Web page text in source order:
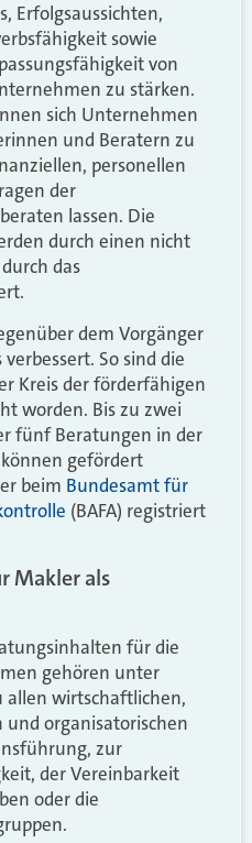
Erfolgsaussichten,
sowie
von
zu stärken.
sich Unternehmen
und Beratern zu
personellen
der
lassen. Die
durch einen nicht
das
dem Vorgänger
So sind die
Kreis der förderfähigen
worden. Bis zu zwei
fünf Beratungen in der
gefördert
beim Bundesamt für
(BAFA) registriert
Makler als
für die
gehören unter
allen wirtschaftlichen,
organisatorischen
zur
der Vereinbarkeit
oder die